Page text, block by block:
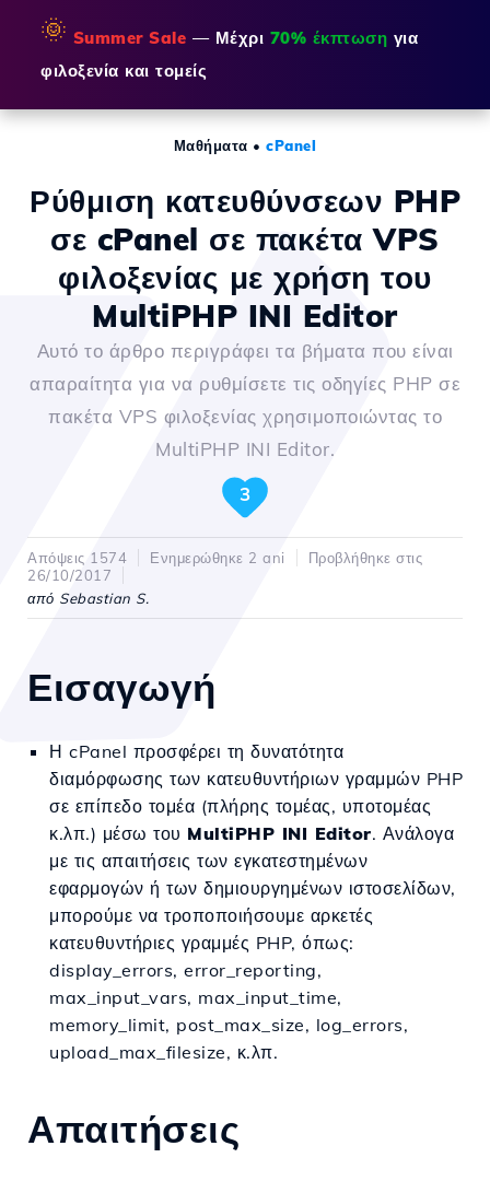
🌞 Summer Sale — Μέχρι 70% έκπτωση για
φιλοξενία και τομείς
Μαθήματα •cPanel
Ρύθμιση κατευθύνσεων PHP
σε cPanel σε πακέτα VPS
φιλοξενίας με χρήση του
MultiPHP INI Editor
Αυτό το άρθρο περιγράφει τα βήματα που είναι
απαραίτητα για να ρυθμίσετε τις οδηγίες PHP σε
πακέτα VPS φιλοξενίας χρησιμοποιώντας το
MultiPHP INI Editor.
3
Απόψεις 1574 Ενημερώθηκε 2 ani
Προβλήθηκε στις
26/10/2017
από Sebastian S.
Εισαγωγή
Η cPanel προσφέρει τη δυνατότητα
διαμόρφωσης των κατευθυντήριων γραμμών PHP
σε επίπεδο τομέα (πλήρης τομέας, υποτομέας
κ.λπ.) μέσω του MultiPHP INI Editor. Ανάλογα
με τις απαιτήσεις των εγκατεστημένων
εφαρμογών ή των δημιουργημένων ιστοσελίδων,
μπορούμε να τροποποιήσουμε αρκετές
κατευθυντήριες γραμμές PHP, όπως:
display_errors, error_reporting,
max_input_vars, max_input_time,
memory_limit, post_max_size, log_errors,
upload_max_filesize, κ.λπ.
Απαιτήσεις